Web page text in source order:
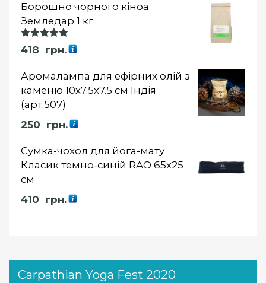
Борошно чорного кіноа
Земледар 1 кг
Оцінка
5.00із 5
418 грн.
Аромалампа для ефірних олій з
каменю 10х7.5х7.5 см Індія
(арт.507)
250 грн.
Сумка-чохол для йога-мату
Класик темно-синій RAO 65х25
см
410 грн.
Carpathian Yoga Fest 2020